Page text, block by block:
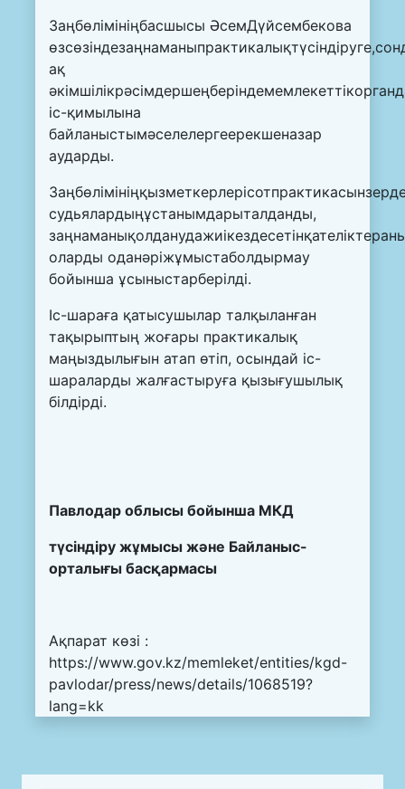
Заңбөлімініңбасшысы ӘсемДүйсембекова
ақ
іс-қимылына
байланыстымәселелергеерекшеназар
аударды.
судьялардыңұстанымдарыталданды,
оларды оданәріжұмыстаболдырмау
бойынша ұсыныстарберілді.
Іс-шараға қатысушылар талқыланған
тақырыптың жоғары практикалық
маңыздылығын атап өтіп, осындай іс-
шараларды жалғастыруға қызығушылық
білдірді.
Павлодар облысы бойынша МКД
түсіндіру жұмысы және Байланыс-
орталығы басқармасы
Ақпарат көзі :
https://www.gov.kz/memleket/entities/kgd-
pavlodar/press/news/details/1068519?
lang=kk